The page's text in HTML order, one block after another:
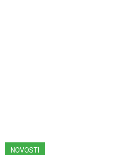
NOVOSTI